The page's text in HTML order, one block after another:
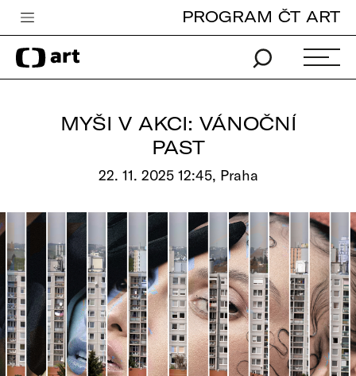
Česká televize
Zpravodajství
Vše o ČT
PROGRAM ČT ART
MYŠI V AKCI: VÁNOČNÍ
PAST
22. 11. 2025 12:45, Praha